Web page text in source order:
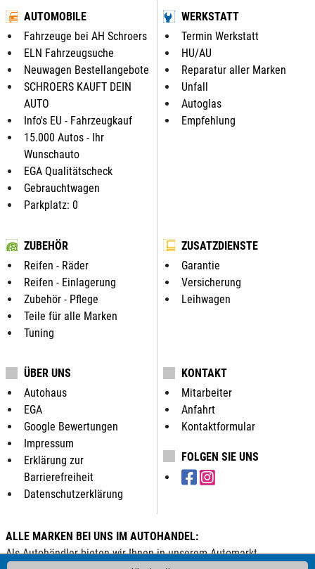
AUTOMOBILE
Fahrzeuge bei AH Schroers
ELN Fahrzeugsuche
Neuwagen Bestellangebote
SCHROERS KAUFT DEIN
AUTO
Info's EU - Fahrzeugkauf
15.000 Autos - Ihr
Wunschauto
EGA Qualitätscheck
Gebrauchtwagen
Parkplatz: 0
WERKSTATT
Termin Werkstatt
HU/AU
Reparatur aller Marken
Unfall
Autoglas
Empfehlung
ZUBEHÖR
Reifen - Räder
Reifen - Einlagerung
Zubehör - Pflege
Teile für alle Marken
Tuning
ZUSATZDIENSTE
Garantie
Versicherung
Leihwagen
ÜBER UNS
Autohaus
EGA
Google Bewertungen
Impressum
Erklärung zur
Barrierefreiheit
Datenschutzerklärung
KONTAKT
Mitarbeiter
Anfahrt
Kontaktformular
FOLGEN SIE UNS
ALLE MARKEN BEI UNS IM AUTOHANDEL:
Als Autohändler bieten wir Ihnen in unserem Automarkt